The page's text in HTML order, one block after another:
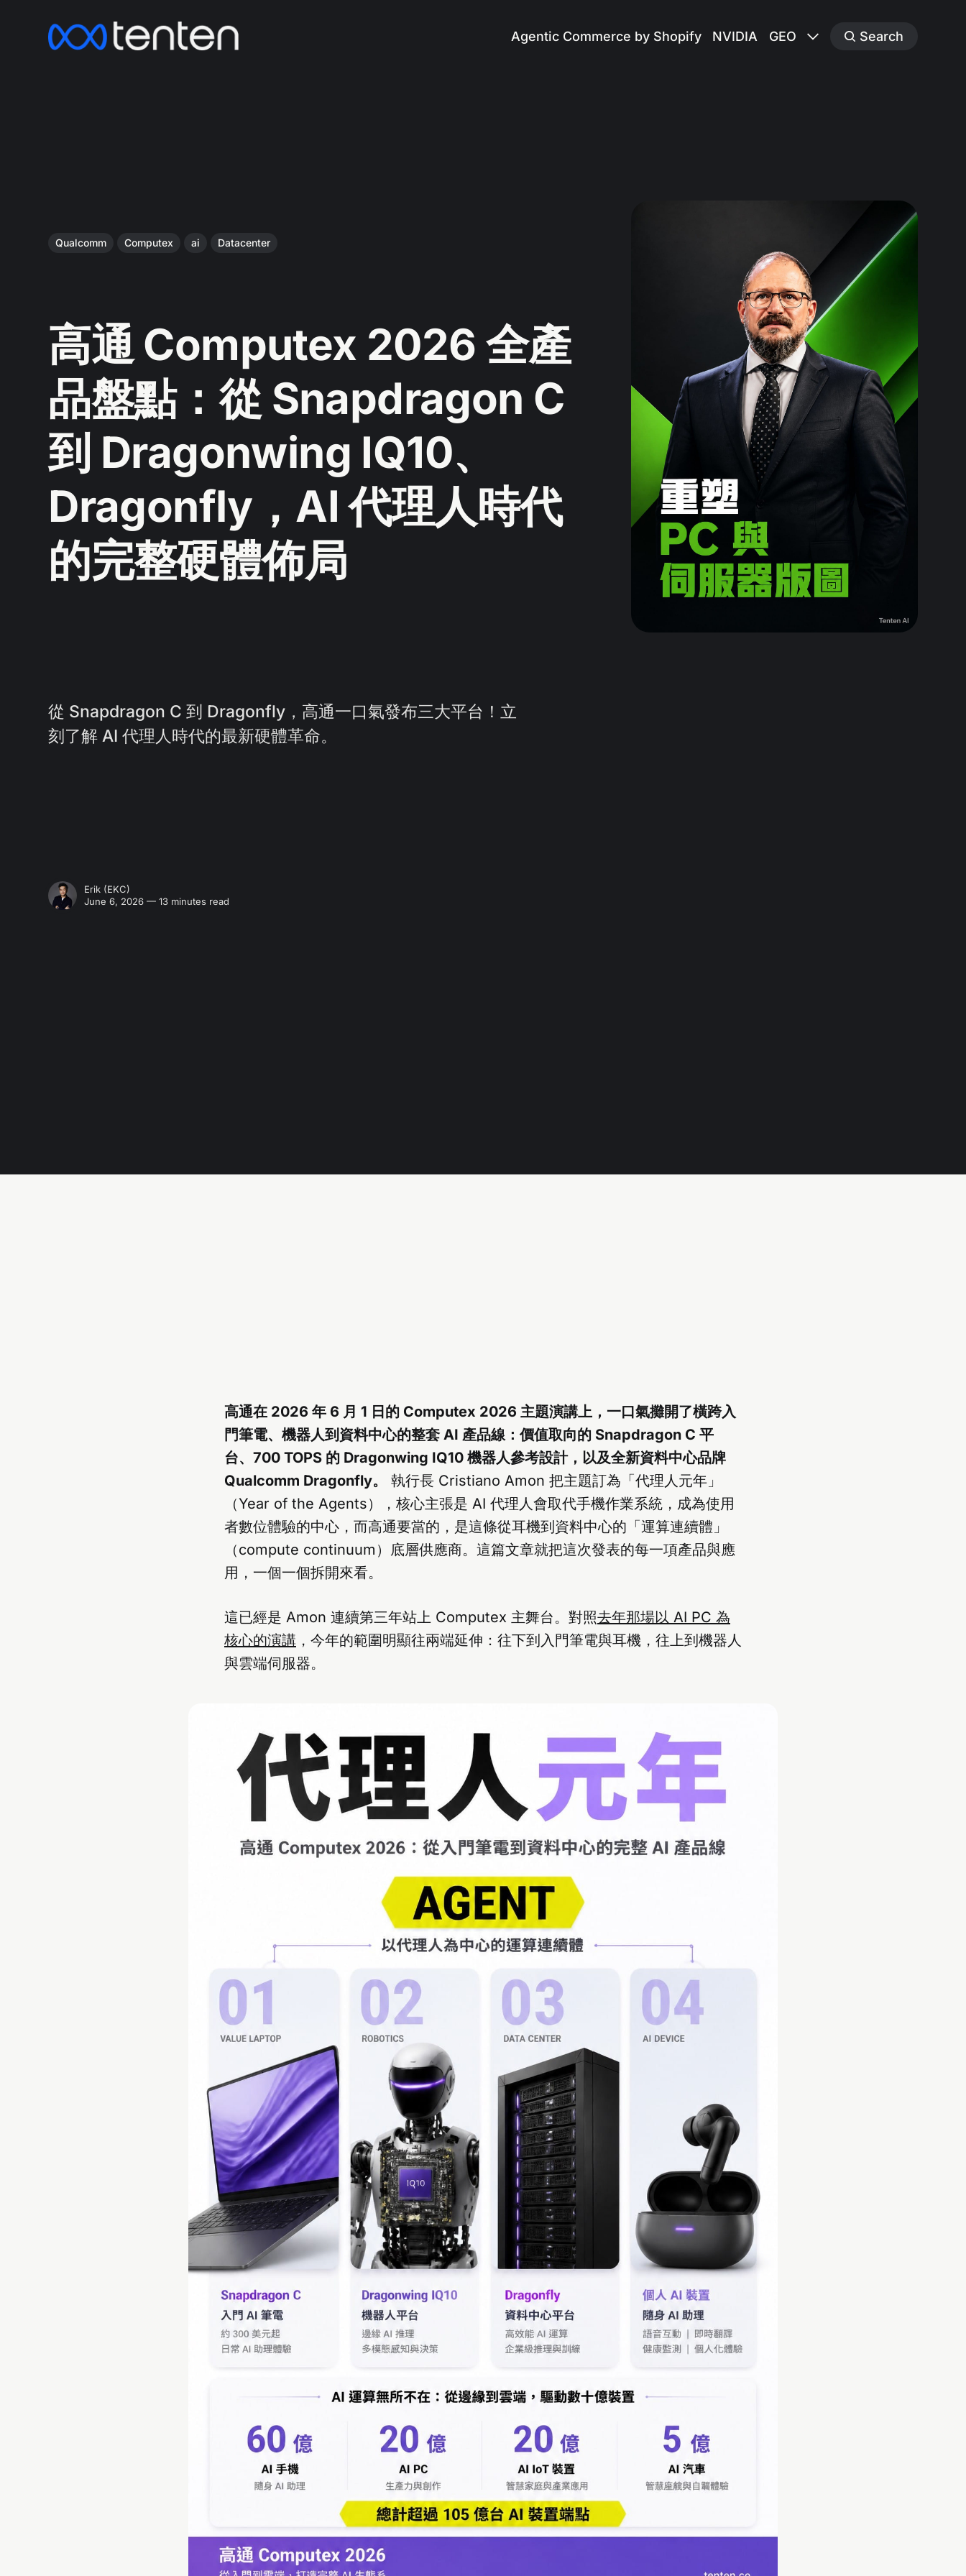
Agentic Commerce by Shopify NVIDIA GEO Search
Qualcomm Computex ai Datacenter
高通 Computex 2026 全產
品盤點：從 Snapdragon C
到 Dragonwing IQ10、
Dragonfly，AI 代理人時代
的完整硬體佈局
從 Snapdragon C 到 Dragonfly，高通一口氣發布三大平台！立
刻了解 AI 代理人時代的最新硬體革命。
Erik (EKC)
June 6, 2026 — 13 minutes read
高通在 2026 年 6 月 1 日的 Computex 2026 主題演講上，一口氣攤開了橫跨入
門筆電、機器人到資料中心的整套 AI 產品線：價值取向的 Snapdragon C 平
台、700 TOPS 的 Dragonwing IQ10 機器人參考設計，以及全新資料中心品牌
Qualcomm Dragonfly。
執行長 Cristiano Amon 把主題訂為「代理人元年」
（Year of the Agents），核心主張是 AI 代理人會取代手機作業系統，成為使用
者數位體驗的中心，而高通要當的，是這條從耳機到資料中心的「運算連續體」
（compute continuum）底層供應商。這篇文章就把這次發表的每一項產品與應
用，一個一個拆開來看。
這已經是 Amon 連續第三年站上 Computex 主舞台。對照去年那場以 AI PC 為
核心的演講 ，今年的範圍明顯往兩端延伸：往下到入門筆電與耳機，往上到機器人
與雲端伺服器。